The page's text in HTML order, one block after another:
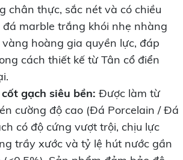
chân thực, sắc nét và có chiều
đá marble trắng khói nhẹ nhàng
hoàng gia quyền lực, đáp
cách thiết kế từ Tân cổ điển
gạch siêu bền: Được làm từ
cường độ cao (Đá Porcelain / Đá
có độ cứng vượt trội, chịu lực
trầy xước và tỷ lệ hút nước gần